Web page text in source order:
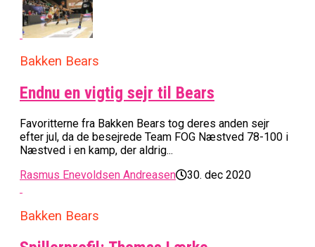
Bakken Bears
Endnu en vigtig sejr til Bears
Favoritterne fra Bakken Bears tog deres anden sejr
efter jul, da de besejrede Team FOG Næstved 78-100 i
Næstved i en kamp, der aldrig...
Rasmus Enevoldsen Andreasen
30. dec 2020
Bakken Bears